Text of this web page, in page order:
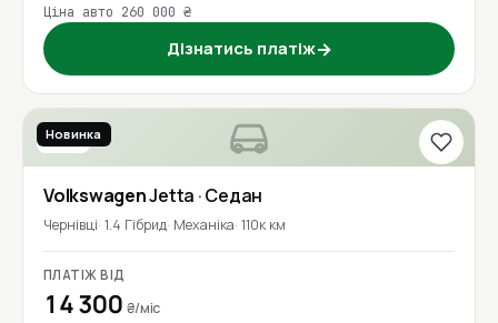
Ціна авто 260 000 ₴
Дізнатись платіж→
2016
Новинка
VolkswagenJetta · Седан
Чернівці 1.4 Гібрид Механіка 110к км
ПЛАТІЖ ВІД
14 300 ₴/міс